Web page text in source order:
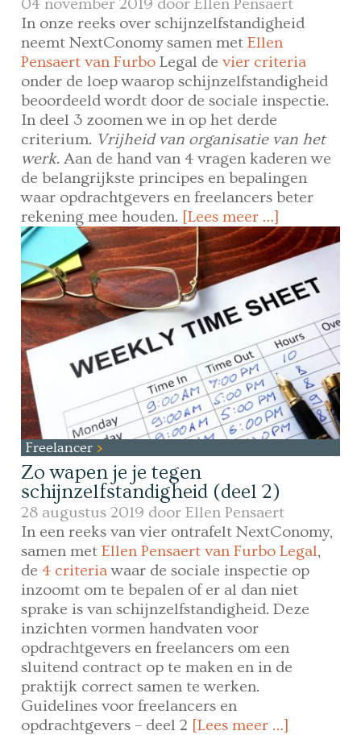
04 november 2019 doorEllen Pensaert
In onze reeks over schijnzelfstandigheid
neemt NextConomy samen metEllen
Pensaert van Furbo Legal devier criteria
onder de loep waarop schijnzelfstandigheid
beoordeeld wordt door de sociale inspectie.
In deel 3 zoomen we in op het derde
criterium. Vrijheid van organisatie van het
werk. Aan de hand van 4 vragen kaderen we
de belangrijkste principes en bepalingen
waar opdrachtgevers en freelancers beter
rekening mee houden. [Lees meer …]
Freelancer
Zo wapen je je tegen
schijnzelfstandigheid (deel 2)
28 augustus 2019 doorEllen Pensaert
In een reeks van vier ontrafelt NextConomy,
samen metEllen Pensaert van Furbo Legal,
de 4 criteriawaar de sociale inspectie op
inzoomt om te bepalen of er al dan niet
sprake is van schijnzelfstandigheid. Deze
inzichten vormen handvaten voor
opdrachtgevers en freelancers om een
sluitend contract op te maken en in de
praktijk correct samen te werken.
Guidelines voor freelancers en
opdrachtgevers – deel 2 [Lees meer …]